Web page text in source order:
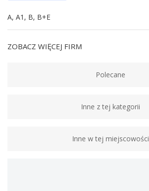
A, A1, B, B+E
ZOBACZ WIĘCEJ FIRM
Polecane
Inne z tej kategorii
Inne w tej miejscowości